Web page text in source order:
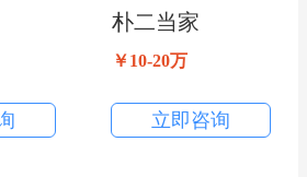
朴二当家
￥10-20万
立即咨询